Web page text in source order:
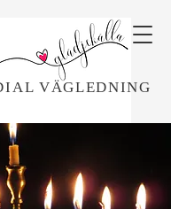
VÄGLEDNING